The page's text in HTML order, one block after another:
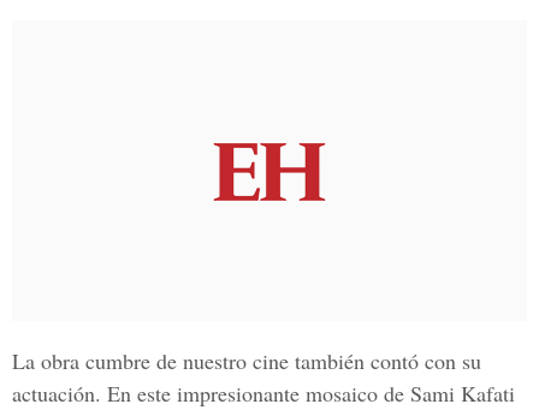
La obra cumbre de nuestro cine también contó con su
actuación. En este impresionante mosaico de Sami Kafati